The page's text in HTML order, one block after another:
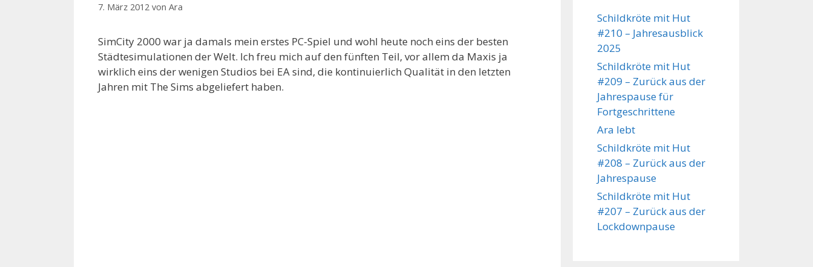
7. März 2012 von Ara
SimCity 2000 war ja damals mein erstes PC-Spiel und wohl heute noch eins der besten
Städtesimulationen der Welt. Ich freu mich auf den fünften Teil, vor allem da Maxis ja
wirklich eins der wenigen Studios bei EA sind, die kontinuierlich Qualität in den letzten
Jahren mit The Sims abgeliefert haben.
Schildkröte mit Hut
#210 – Jahresausblick
2025
Schildkröte mit Hut
#209 – Zurück aus der
Jahrespause für
Fortgeschrittene
Ara lebt
Schildkröte mit Hut
#208 – Zurück aus der
Jahrespause
Schildkröte mit Hut
#207 – Zurück aus der
Lockdownpause